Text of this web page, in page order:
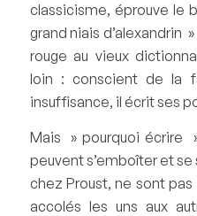
classicisme, éprouve le
grand niais d’alexandrin
rouge au vieux
loin : conscient de la
insuffisance, il écrit ses
Mais » pourquoi
peuvent s’emboîter et se
chez Proust, ne sont
accolés les uns aux